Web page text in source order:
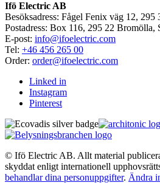
Ifö Electric AB
Besöksadress: Fågel Fenix väg 12, 295
Postadress: Box 116, 295 22 Bromölla,
E-post: info@ifoelectric.com
Tel: +46 456 265 00
Order: order@ifoelectric.com
Linked in
Instagram
Pinterest
© Ifö Electric AB. Allt material
skyddat enligt internationell
behandlar dina personuppgifter. Ändra